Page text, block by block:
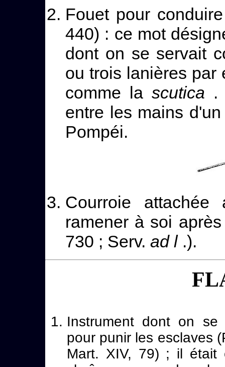
Fouet pour
440) : ce mot
dont on se servait
ou trois lanières par
comme la scutica .
entre les mains
Pompéi.
Courroie
ramener à soi
730 ; Serv. ad l.).
Instrument dont on se
pour punir les esclaves
Mart. XIV, 79) ; il était